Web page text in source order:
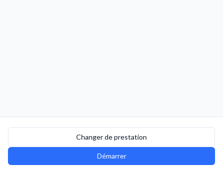
Changer de prestation
Démarrer